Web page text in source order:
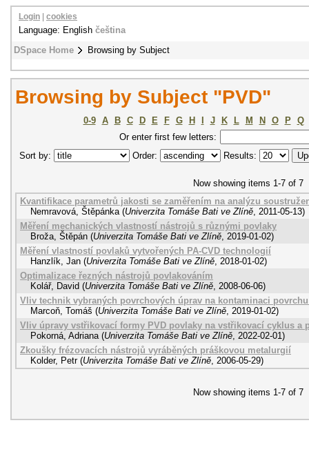
DSpace Home Browsing by Subject
Login cookies
Language: English čeština
Browsing by Subject "PVD"
0-9 A B C D E F G H J K L M N O P
Q
Or enter first few letters:
Sort by:
Order: Results:
Now showing items 1-7 of 7
Kvantifikace parametrů jakosti se zaměřením na analýzu
Nemravová, Štěpánka (Univerzita Tomáše Bati ve Zlíně, 2011-05-13)
Měření mechanických vlastností nástrojů s různými povlaky
Broža, Štěpán (Univerzita Tomáše Bati ve Zlíně, 2019-01-02)
Měření vlastností povlaků vytvořených PA-CVD technologií
Hanzlík, Jan (Univerzita Tomáše Bati ve Zlíně, 2018-01-02)
Optimalizace řezných nástrojů povlakováním
Kolář, David (Univerzita Tomáše Bati ve Zlíně, 2008-06-06)
Vliv technik vybraných povrchových úprav na kontaminaci
Marcoň, Tomáš (Univerzita Tomáše Bati ve Zlíně, 2019-01-02)
Vliv úpravy vstřikovací formy PVD povlaky na vstřikovací cyklus a
Pokorná, Adriana (Univerzita Tomáše Bati ve Zlíně, 2022-02-01)
Zkoušky frézovacích nástrojů vyráběných práškovou metalurgií
Kolder, Petr (Univerzita Tomáše Bati ve Zlíně, 2006-05-29)
Now showing items 1-7 of 7